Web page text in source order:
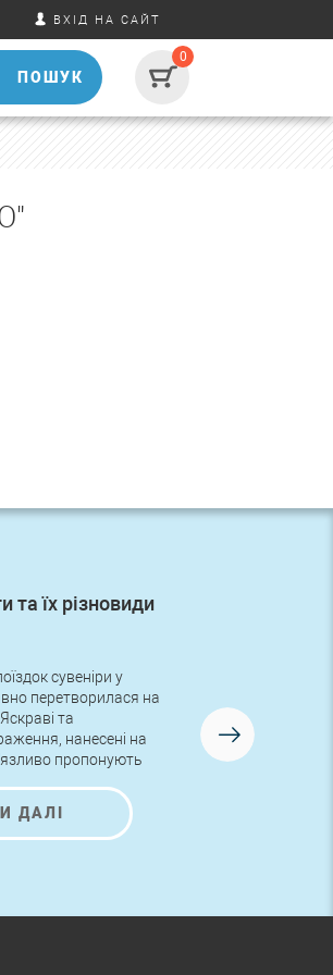
ВХІД НА САЙТ
ПОШУК
0
та їх різновиди
сувеніри у
перетворилася на
та
нанесені на
пропонують
малюнками.
ДАЛІ
логотипом!
для нашого